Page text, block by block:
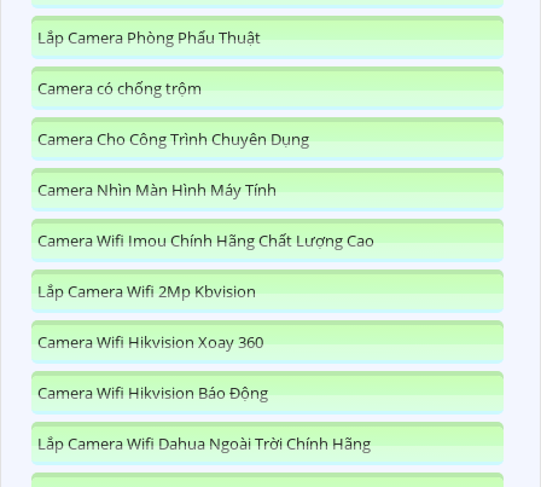
Lắp Camera Phòng Phẩu Thuật
Camera có chống trộm
Camera Cho Công Trình Chuyên Dụng
Camera Nhìn Màn Hình Máy Tính
Camera Wifi Imou Chính Hãng Chất Lượng Cao
Lắp Camera Wifi 2Mp Kbvision
Camera Wifi Hikvision Xoay 360
Camera Wifi Hikvision Báo Động
Lắp Camera Wifi Dahua Ngoài Trời Chính Hãng